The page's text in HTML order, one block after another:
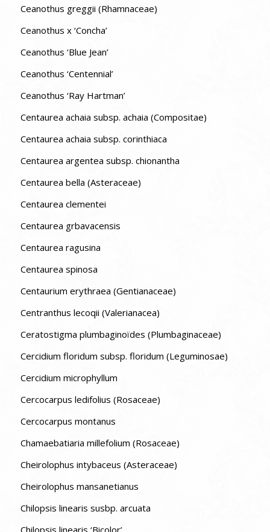
Ceanothus greggii (Rhamnaceae)
Ceanothus x ‘Concha’
Ceanothus ‘Blue Jean’
Ceanothus ‘Centennial’
Ceanothus ‘Ray Hartman’
Centaurea achaia subsp. achaia (Compositae)
Centaurea achaia subsp. corinthiaca
Centaurea argentea subsp. chionantha
Centaurea bella (Asteraceae)
Centaurea clementei
Centaurea grbavacensis
Centaurea ragusina
Centaurea spinosa
Centaurium erythraea (Gentianaceae)
Centranthus lecoqii (Valerianacea)
Ceratostigma plumbaginoïdes (Plumbaginaceae)
Cercidium floridum subsp. floridum (Leguminosae)
Cercidium microphyllum
Cercocarpus ledifolius (Rosaceae)
Cercocarpus montanus
Chamaebatiaria millefolium (Rosaceae)
Cheirolophus intybaceus (Asteraceae)
Cheirolophus mansanetianus
Chilopsis linearis susbp. arcuata